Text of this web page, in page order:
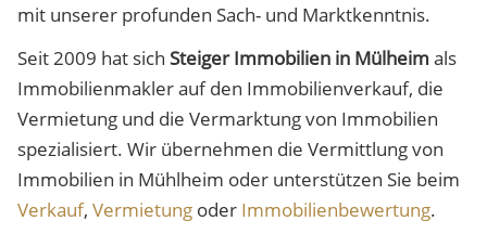
mit unserer profunden Sach- und Marktkenntnis.
Seit 2009 hat sich Steiger Immobilien in Mülheimals
Immobilienmakler auf den Immobilienverkauf, die
Vermietung und die Vermarktung von Immobilien
spezialisiert. Wir übernehmen die Vermittlung von
Immobilien in Mühlheim oder unterstützen Sie beim
Verkauf, Vermietung oder Immobilienbewertung.